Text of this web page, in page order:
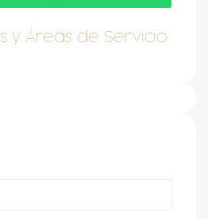
y Áreas de Servicio